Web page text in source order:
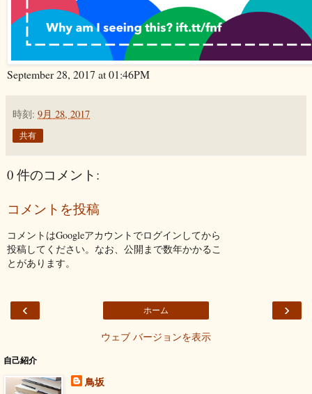
September 28, 2017 at 01:46PM
時刻: 9月 28, 2017
共有
0 件のコメント:
コメントを投稿
コメントはGoogleアカウントでログインしてから
投稿してください。なお、公開まで数年かかるこ
とがあります。
‹ ›
ホーム
ウェブ バージョンを表示
自己紹介
鳥坂